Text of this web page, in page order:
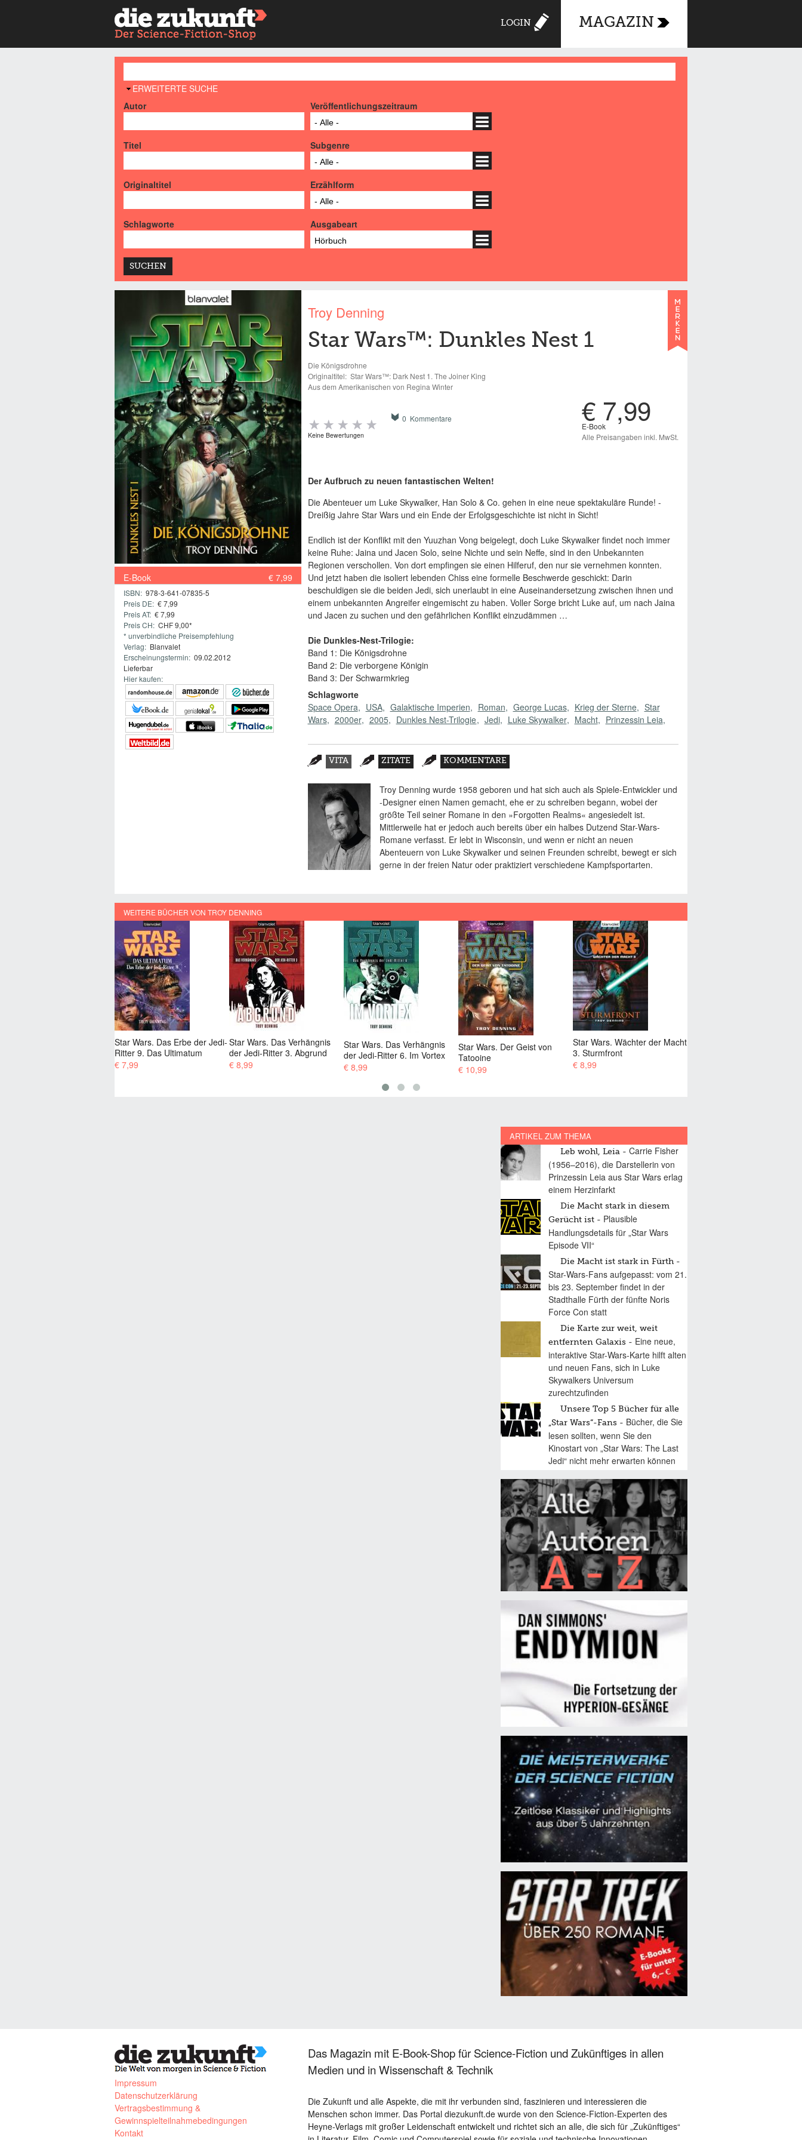
LOGIN MAGAZIN
AUSBLENDEN
ERWEITERTE SUCHE
Autor
Veröffentlichungszeitraum
- Alle -
Titel Subgenre
- Alle -
Originaltitel Erzählform
- Alle -
Schlagworte Ausgabeart
Hörbuch
E-Book € 7,99
ISBN: 978-3-641-07835-5
Preis DE: € 7,99
Preis AT: € 7,99
Preis CH: CHF 9,00*
* unverbindliche Preisempfehlung
Verlag: Blanvalet
Erscheinungstermin: 09.02.2012
Lieferbar
Hier kaufen:
Troy Denning
Star Wars™: Dunkles Nest 1
Die Königsdrohne
Originaltitel: Star Wars™: Dark Nest 1. The Joiner King
Aus dem Amerikanischen von Regina Winter
Keine Bewertungen
0 Kommentare € 7,99
E-Book
Alle Preisangaben inkl. MwSt.
Der Aufbruch zu neuen fantastischen Welten!
Die Abenteuer um Luke Skywalker, Han Solo & Co. gehen in eine neue spektakuläre Runde! -
Dreißig Jahre Star Wars und ein Ende der Erfolgsgeschichte ist nicht in Sicht!
Endlich ist der Konflikt mit den Yuuzhan Vong beigelegt, doch Luke Skywalker findet noch immer
keine Ruhe: Jaina und Jacen Solo, seine Nichte und sein Neffe, sind in den Unbekannten
Regionen verschollen. Von dort empfingen sie einen Hilferuf, den nur sie vernehmen konnten.
Und jetzt haben die isoliert lebenden Chiss eine formelle Beschwerde geschickt: Darin
beschuldigen sie die beiden Jedi, sich unerlaubt in eine Auseinandersetzung zwischen ihnen und
einem unbekannten Angreifer eingemischt zu haben. Voller Sorge bricht Luke auf, um nach Jaina
und Jacen zu suchen und den gefährlichen Konflikt einzudämmen …
Die Dunkles-Nest-Trilogie:
Band 1: Die Königsdrohne
Band 2: Die verborgene Königin
Band 3: Der Schwarmkrieg
Schlagworte
Space Opera
USA Galaktische Imperien Roman George Lucas Krieg der Sterne
Star
Wars
2000er 2005 Dunkles Nest-Trilogie Jedi Luke Skywalker Macht Prinzessin Leia
Zusatzmaterial
VITA
REITER)
ZITATE KOMMENTARE
Troy Denning wurde 1958 geboren und hat sich auch als Spiele-Entwickler und
-Designer einen Namen gemacht, ehe er zu schreiben begann, wobei der
größte Teil seiner Romane in den »Forgotten Realms« angesiedelt ist.
Mittlerweile hat er jedoch auch bereits über ein halbes Dutzend Star-Wars-
Romane verfasst. Er lebt in Wisconsin, und wenn er nicht an neuen
Abenteuern von Luke Skywalker und seinen Freunden schreibt, bewegt er sich
gerne in der freien Natur oder praktiziert verschiedene Kampfsportarten.
WEITERE BÜCHER VON TROY DENNING
Star Wars. Das Verhängnis
der Jedi-Ritter 3. Abgrund
€ 8,99
Star Wars. Das Verhängnis
der Jedi-Ritter 6. Im Vortex
€ 8,99
Star Wars. Der Geist von
Tatooine
€ 10,99
Star Wars. Wächter der Macht
3. Sturmfront
€ 8,99
Star Wars. Wächter der Macht
6. Inferno
€ 8,99
ARTIKEL ZUM THEMA
Leb wohl, Leia
Carrie Fisher
(1956–2016), die Darstellerin von
Prinzessin Leia aus Star Wars erlag
einem Herzinfarkt
Die Macht stark in diesem
Gerücht ist
Plausible
Handlungsdetails für „Star Wars
Episode VII“
Die Macht ist stark in Fürth
Star-Wars-Fans aufgepasst: vom 21.
bis 23. September findet in der
Stadthalle Fürth der fünfte Noris
Force Con statt
Die Karte zur weit, weit
entfernten Galaxis
Eine neue,
interaktive Star-Wars-Karte hilft alten
und neuen Fans, sich in Luke
Skywalkers Universum
zurechtzufinden
Unsere Top 5 Bücher für alle
„Star Wars“-Fans
Bücher, die Sie
lesen sollten, wenn Sie den
Kinostart von „Star Wars: The Last
Jedi“ nicht mehr erwarten können
Impressum
Datenschutzerklärung
Vertragsbestimmung &
Gewinnspielteilnahmebedingungen
Kontakt
Das Magazin mit E-Book-Shop für Science-Fiction und Zukünftiges in allen
Medien und in Wissenschaft & Technik
Die Zukunft und alle Aspekte, die mit ihr verbunden sind, faszinieren und interessieren die
Menschen schon immer. Das Portal diezukunft.de wurde von den Science-Fiction-Experten des
Heyne-Verlags mit großer Leidenschaft entwickelt und richtet sich an alle, die sich für „Zukünftiges“